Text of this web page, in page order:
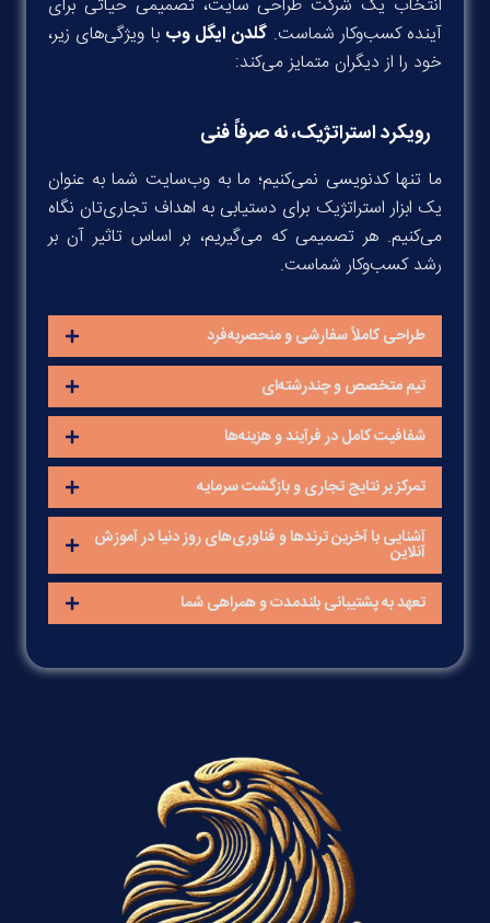
انتخاب یک شرکت طراحی سایت، تصمیمی حیاتی برای
آینده کسب‌وکار شماست. گلدن ایگل وب با ویژگی‌های زیر،
خود را از دیگران متمایز می‌کند:
رویکرد استراتژیک، نه صرفاً فنی
ما تنها کدنویسی نمی‌کنیم؛ ما به وب‌سایت شما به عنوان
یک ابزار استراتژیک برای دستیابی به اهداف تجاری‌تان نگاه
می‌کنیم. هر تصمیمی که می‌گیریم، بر اساس تاثیر آن بر
رشد کسب‌وکار شماست.
طراحی کاملاً سفارشی و منحصربه‌فرد
تیم متخصص و چندرشته‌ای
شفافیت کامل در فرآیند و هزینه‌ها
تمرکز بر نتایج تجاری و بازگشت سرمایه
آشنایی با آخرین ترندها و فناوری‌های روز دنیا در آموزش
آنلاین
تعهد به پشتیبانی بلندمدت و همراهی شما